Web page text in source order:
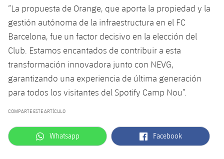
“La propuesta de Orange, que aporta la propiedad y la
gestión autónoma de la infraestructura en el FC
Barcelona, ​​fue un factor decisivo en la elección del
Club. Estamos encantados de contribuir a esta
transformación innovadora junto con NEVG,
garantizando una experiencia de última generación
para todos los visitantes del Spotify Camp Nou”.
COMPARTE ESTE ARTÍCULO
label.aria.whatsapp
Whatsapp label.aria.facebook
Facebook